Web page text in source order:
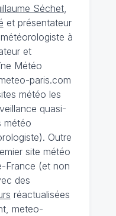
Séchet,
et présentateur
à
et
Météo
paris.com
météo les
quasi-
météo
Outre
site météo
France (et non
des
réactualisées
meteo-